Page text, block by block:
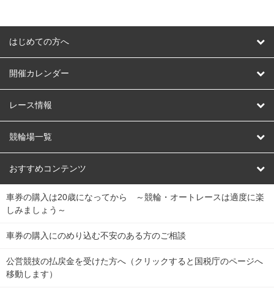
はじめての方へ
はじめての方へ
開催カレンダー
競輪
オートレース
競輪くじ
Dokanto!
チャリロトプラザ
レース情報
レース予想
レース結果
キャリーオーバー一覧
競輪場一覧
北日本 函館競輪場
関
東
弥彦競輪場 前橋競輪場 取手競輪場 宇都宮競輪場
関
東
小田原競輪場
おすすめコンテンツ
競輪選手情報
Perfecta Navi
netkeirin
車券の購入は20歳になってから ～競輪・オートレースは適度に楽
しみましょう～
車券の購入にのめり込む不安のある方のご相談
公営競技の払戻金を受けた方へ（クリックすると国税庁のページへ
移動します）